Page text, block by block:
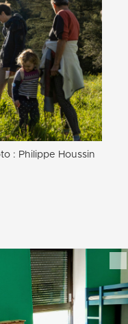
: Philippe Houssin